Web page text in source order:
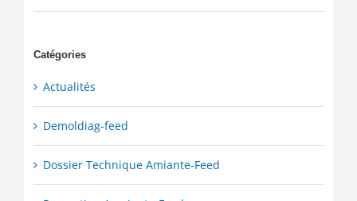
Catégories
Actualités
Demoldiag-feed
Dossier Technique Amiante-Feed